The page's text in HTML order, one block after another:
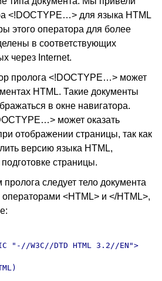
<!DOCTYPE…> для языка HTML
этого оператора для более
в соответствующих
через Internet.
пролога <!DOCTYPE…> может
HTML. Такие документы
в окне навигатора.
может оказать
отображении страницы, так как
версию языка HTML,
страницы.
следует тело документа
операторами <HTML> и </HTML>,
"-//W3C//DTD HTML 3.2//EN">